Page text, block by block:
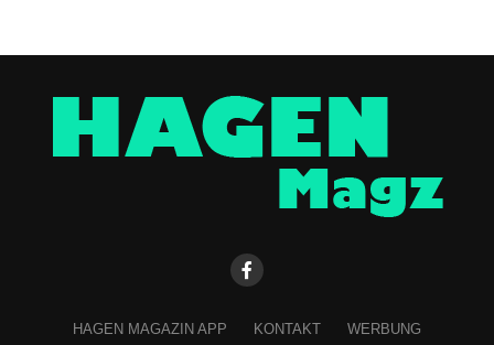
HAGEN MAGAZIN APP KONTAKT WERBUNG